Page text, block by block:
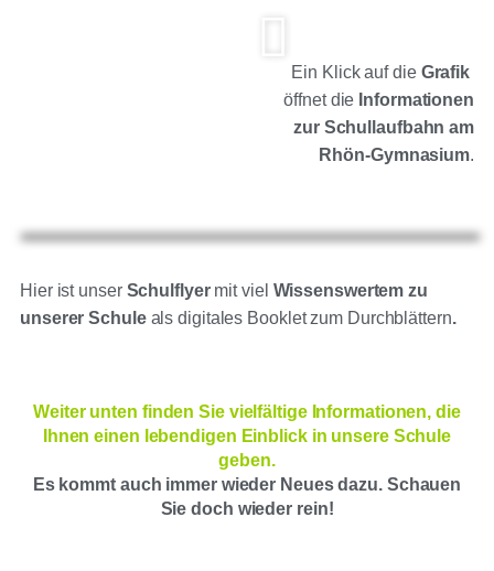
Ein Klick auf die Grafik
öffnet die Informationen
zur Schullaufbahn am
Rhön-Gymnasium.
Hier ist unser Schulflyermit viel Wissenswertem zu
unserer Schule als digitales Booklet zum Durchblättern.
Weiter unten finden Sie vielfältige Informationen, die
Ihnen einen lebendigen Einblick in unsere Schule
geben.
Es kommt auch immer wieder Neues dazu. Schauen
Sie doch wieder rein!